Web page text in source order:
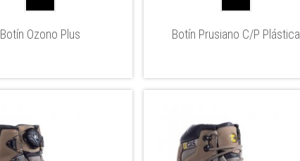
Botín Ozono Plus Botín Prusiano C/P Plástica